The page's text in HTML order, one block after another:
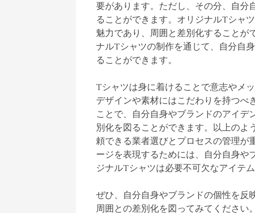
要があります。ただし、その分、自分
ることができます。オリジナルTシャ
魅力であり、周囲と差別化することが
ナルTシャツの制作を通じて、自分自
ることができます。
Tシャツは身に着けることで意志やメ
デザインや素材にはこだわりを持つべ
ことで、自分自身やブランドのアイ
別化を図ることができます。以上の
頼できる業者選びとプロセスの管理が
ージを表現するためには、自分自身や
ジナルTシャツは必要不可欠なアイテム
ぜひ、自分自身やブランドの個性を反
周囲との差別化を図ってみてください